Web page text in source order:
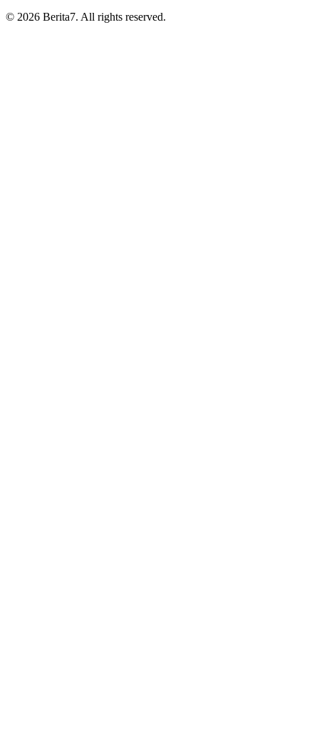
© 2026 Berita7. All rights reserved.